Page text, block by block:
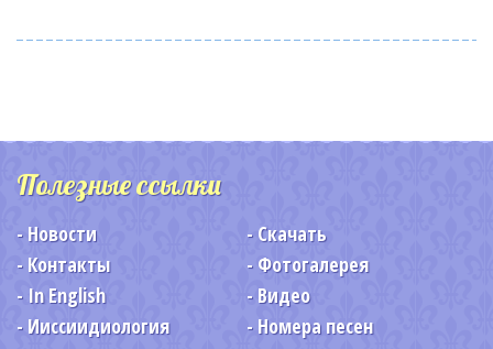
Полезные ссылки
Новости
Скачать
Контакты
Фотогалерея
In English
Видео
Ииссиидиология
Номера песен